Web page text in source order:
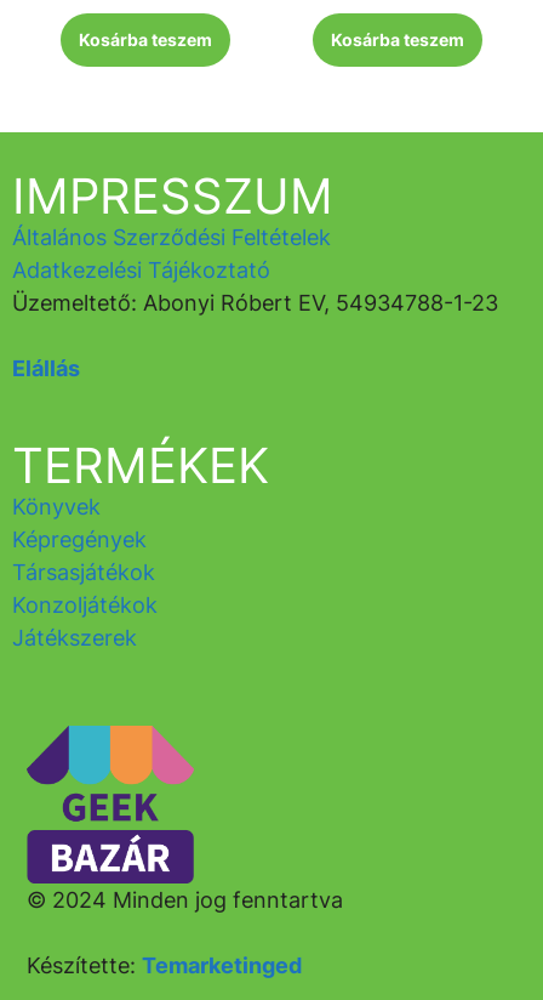
Kosárba teszem Kosárba teszem
© 2024 Minden jog fenntartva
Készítette:Temarketinged
TERMÉKEK
Könyvek
Képregények
Társasjátékok
Konzoljátékok
Játékszerek
IMPRESSZUM
Általános Szerződési Feltételek
Adatkezelési Tájékoztató
Üzemeltető: Abonyi Róbert EV, 54934788-1-23
Elállás